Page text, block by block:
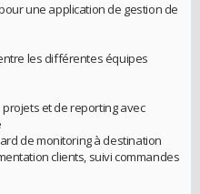
une application de gestion de
les différentes équipes
projets et de reporting avec
de monitoring à destination
clients, suivi commandes